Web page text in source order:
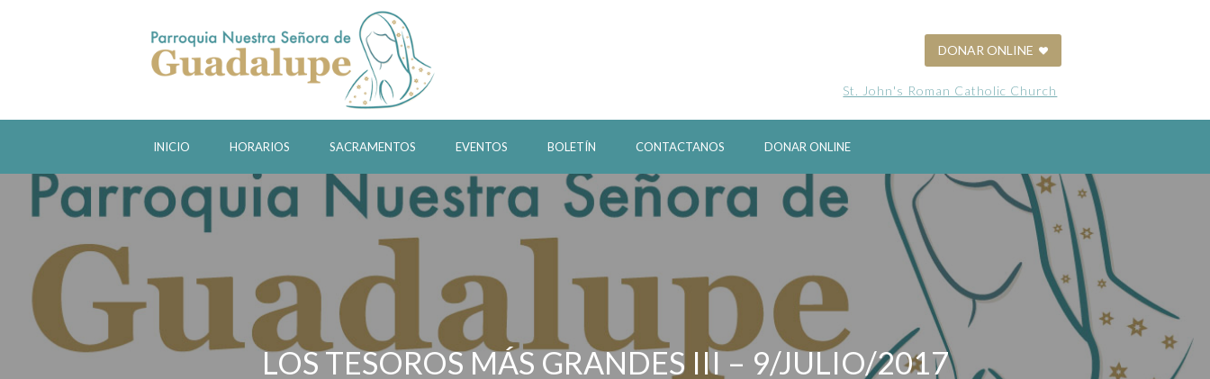
St. John's Roman Catholic Church
INICIO HORARIOS SACRAMENTOS EVENTOS BOLETÍN CONTACTANOS DONAR ONLINE
DONAR ONLINE
LOS TESOROS MÁS GRANDES III – 9/JULIO/2017